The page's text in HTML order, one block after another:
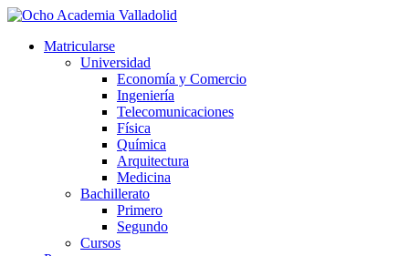
Ir
contenidoMatricularse
Universidad
Economía y Comercio
Ingeniería
Telecomunicaciones
Física
Química
Arquitectura
Medicina
Bachillerato
Primero
Segundo
Cursos